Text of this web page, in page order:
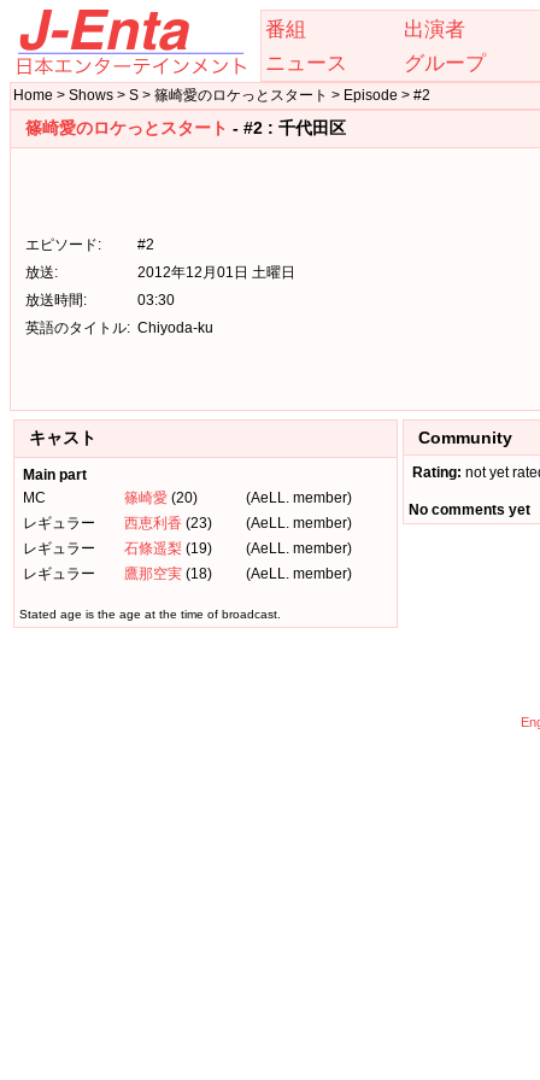
番組
出演者
ニュース
グループ
Home > Shows > S > 篠崎愛のロケっとスタート > Episode > #2
篠崎愛のロケっとスタート - #2 : 千代田区
エピソード:
#2
放送:
2012年12月01日 土曜日
放送時間:
03:30
英語のタイトル: Chiyoda-ku
キャスト
Main part
MC
篠崎愛 (20)
(AeLL. member)
レギュラー
西恵利香 (23)
(AeLL. member)
レギュラー
石條遥梨 (19)
(AeLL. member)
レギュラー
鷹那空実 (18) (AeLL. member)
Stated age is the age at the time of broadcast.
Community
Rating: not yet
No comments yet